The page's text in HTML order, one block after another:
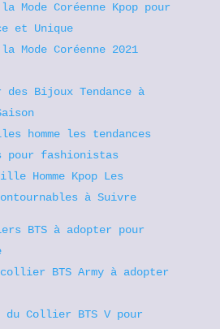
Mode Coréenne Kpop pour
et Unique
Mode Coréenne 2021
des Bijoux Tendance à
homme les tendances
pour fashionistas
Homme Kpop Les
à Suivre
BTS à adopter pour
collier BTS Army à adopter
du Collier BTS V pour